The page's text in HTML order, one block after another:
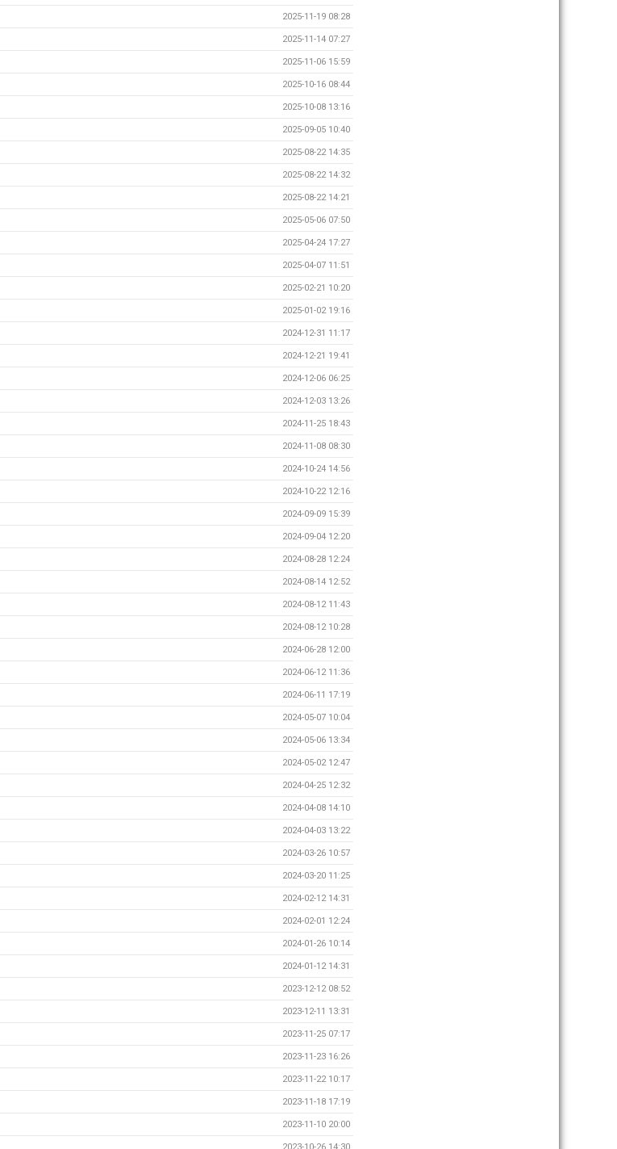
2025-11-19 08:28
2025-11-14 07:27
2025-11-06 15:59
2025-10-16 08:44
2025-10-08 13:16
2025-09-05 10:40
2025-08-22 14:35
2025-08-22 14:32
2025-08-22 14:21
2025-05-06 07:50
2025-04-24 17:27
2025-04-07 11:51
2025-02-21 10:20
2025-01-02 19:16
2024-12-31 11:17
2024-12-21 19:41
2024-12-06 06:25
2024-12-03 13:26
2024-11-25 18:43
2024-11-08 08:30
2024-10-24 14:56
2024-10-22 12:16
2024-09-09 15:39
2024-09-04 12:20
2024-08-28 12:24
2024-08-14 12:52
2024-08-12 11:43
2024-08-12 10:28
2024-06-28 12:00
2024-06-12 11:36
2024-06-11 17:19
2024-05-07 10:04
2024-05-06 13:34
2024-05-02 12:47
2024-04-25 12:32
2024-04-08 14:10
2024-04-03 13:22
2024-03-26 10:57
2024-03-20 11:25
2024-02-12 14:31
2024-02-01 12:24
2024-01-26 10:14
2024-01-12 14:31
2023-12-12 08:52
2023-12-11 13:31
2023-11-25 07:17
2023-11-23 16:26
2023-11-22 10:17
2023-11-18 17:19
2023-11-10 20:00